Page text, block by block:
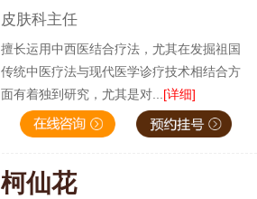
皮肤科主任
擅长运用中西医结合疗法，尤其在发掘祖国
传统中医疗法与现代医学诊疗技术相结合方
面有着独到研究，尤其是对... [详细]
柯仙花